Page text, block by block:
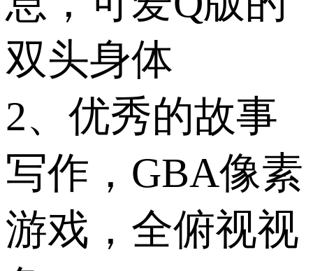
双头身体
2、优秀的故事
写作，GBA像素
游戏，全俯视视